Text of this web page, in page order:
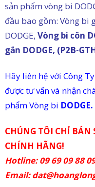
sản phẩm vòng bi
đầu bao gồm: Vòng bi
DODGE, Vòng bi côn
gắn DODGE, (P2B-
Hãy liên hệ với Công
được tư vấn và nhận
phẩm Vòng bi DODGE.
CHÚNG TÔI CHỈ
CHÍNH HÃNG!
Hotline: 09 69 09 88
Email: